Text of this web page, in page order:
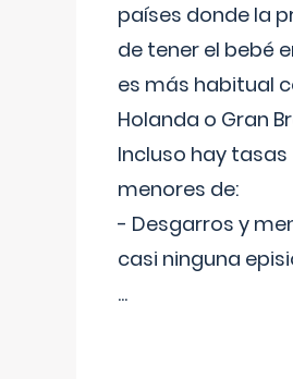
países donde la
de tener el bebé
es más habitual
Holanda o Gran
Incluso hay tasas
menores de:
- Desgarros y
casi ninguna
...